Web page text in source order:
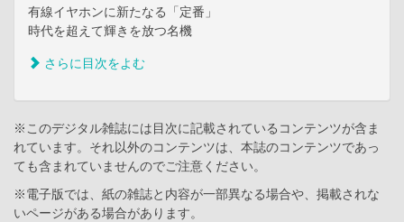
有線イヤホンに新たなる「定番」
時代を超えて輝きを放つ名機
さらに目次をよむ
※このデジタル雑誌には目次に記載されているコンテンツが含ま
れています。それ以外のコンテンツは、本誌のコンテンツであっ
ても含まれていませんのでご注意ください。
※電子版では、紙の雑誌と内容が一部異なる場合や、掲載されな
いページがある場合があります。